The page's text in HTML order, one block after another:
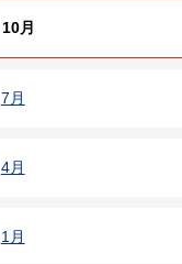
10月
7月
4月
1月